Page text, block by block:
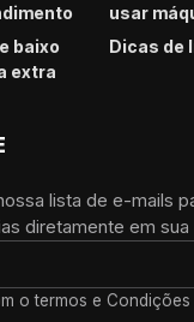
usar
baixo
extra
Dicas de
lista de e-mails
diretamente em
o termos e Condições